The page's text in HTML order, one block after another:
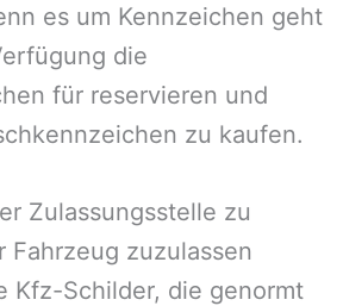
es um Kennzeichen geht
die
für reservieren und
zu kaufen.
Zulassungsstelle zu
Fahrzeug zuzulassen
Kfz-Schilder, die genormt